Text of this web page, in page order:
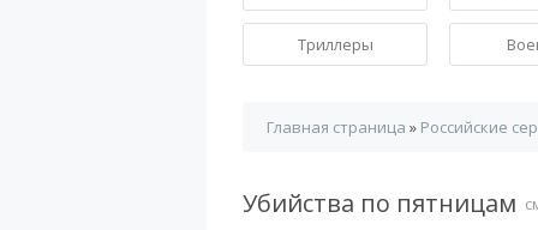
Триллеры
Главная страница » Российские
Убийства по пятницам